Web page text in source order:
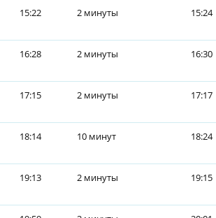
15:22 2 минуты 15:24
16:28 2 минуты 16:30
17:15 2 минуты 17:17
18:14 10 минут 18:24
19:13 2 минуты 19:15